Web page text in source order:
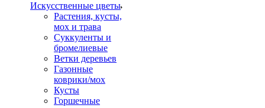
Искусственные цветы
Растения, кусты,
мох и трава
Суккуленты и
бромелиевые
Ветки деревьев
Газонные
коврики/мох
Кусты
Горшечные